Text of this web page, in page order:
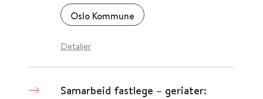
Oslo Kommune
Detaljer
Samarbeid fastlege – geriater: